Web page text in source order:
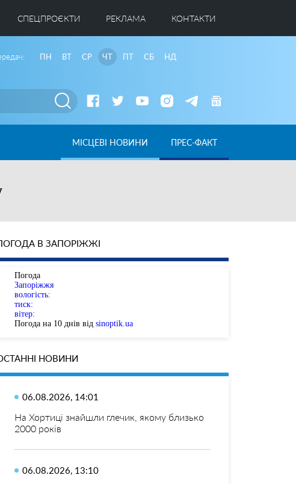
CПЕЦПРОЄКТИ РЕКЛАМА КОНТАКТИ
ПН ВТ СР ЧТ ПТ СБ НД
МІСЦЕВІ НОВИНИ ПРЕС-ФАКТ
В ЗАПОРІЖЖІ
Погода
Запоріжжя
вологість:
тиск:
вітер:
Погода на 10 днів від sinoptik.ua
НОВИНИ
06.08.2026, 14:01
На Хортиці знайшли глечик, якому близько
2000 років
06.08.2026, 13:10